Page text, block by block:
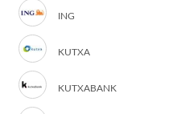
ING
KUTXA
KUTXABANK